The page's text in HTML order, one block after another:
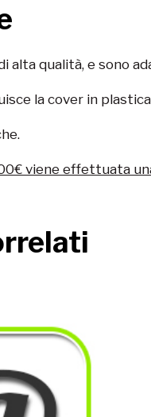
alta qualità, e sono
la cover in
viene effettuata